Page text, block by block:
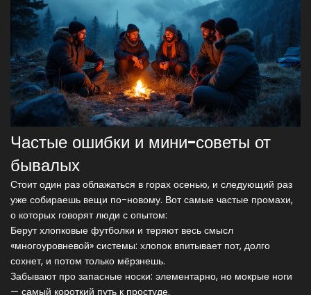
Частые ошибки и мини-советы от
бывалых
Стоит один раз облажаться в горах осенью, и следующий раз
уже собираешь вещи по-новому. Вот самые частые промахи,
о которых говорят люди с опытом:
Берут хлопковые футболки и теряют весь смысл
«многоуровневой» системы: хлопок впитывает пот, долго
сохнет, и потом только мёрзнешь.
Забывают про запасные носки: элементарно, но мокрые ноги
— самый короткий путь к простуде.